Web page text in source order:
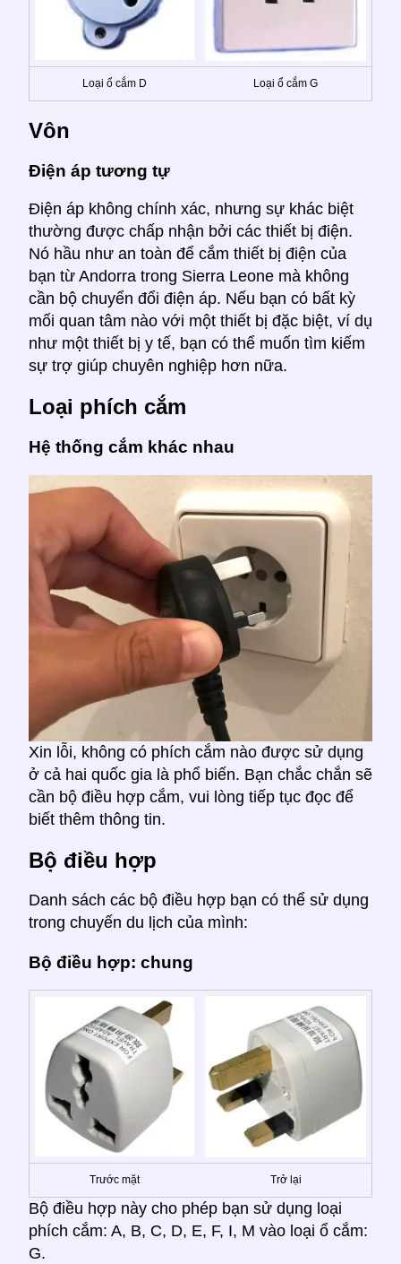
Loại ổ cắm D Loại ổ cắm G
Vôn
Điện áp tương tự
Điện áp không chính xác, nhưng sự khác biệt
thường được chấp nhận bởi các thiết bị điện.
Nó hầu như an toàn để cắm thiết bị điện của
bạn từ Andorra trong Sierra Leone mà không
cần bộ chuyển đổi điện áp. Nếu bạn có bất kỳ
mối quan tâm nào với một thiết bị đặc biệt, ví dụ
như một thiết bị y tế, bạn có thể muốn tìm kiếm
sự trợ giúp chuyên nghiệp hơn nữa.
Loại phích cắm
Hệ thống cắm khác nhau
Xin lỗi, không có phích cắm nào được sử dụng
ở cả hai quốc gia là phổ biến. Bạn chắc chắn sẽ
cần bộ điều hợp cắm, vui lòng tiếp tục đọc để
biết thêm thông tin.
Bộ điều hợp
Danh sách các bộ điều hợp bạn có thể sử dụng
trong chuyến du lịch của mình:
Bộ điều hợp: chung
Trước mặt Trở lại
Bộ điều hợp này cho phép bạn sử dụng loại
phích cắm: A, B, C, D, E, F, I, M vào loại ổ cắm:
G.